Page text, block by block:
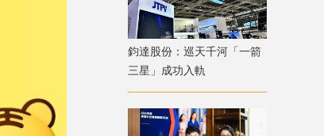
鈞達股份：巡天千河「一箭
三星」成功入軌